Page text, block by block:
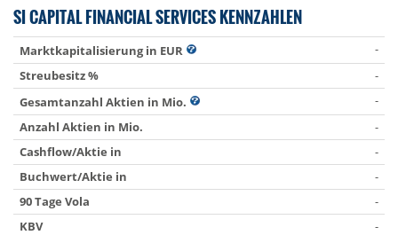
SI CAPITAL FINANCIAL SERVICES KENNZAHLEN
Marktkapitalisierung in EUR
-
Streubesitz %
-
Gesamtanzahl Aktien in Mio.
-
Anzahl Aktien in Mio.
-
Cashflow/Aktie in
-
Buchwert/Aktie in
-
90 Tage Vola
-
KBV
-